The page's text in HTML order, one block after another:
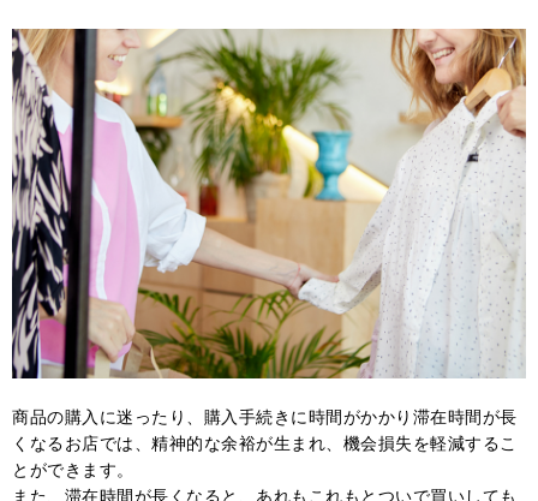
商品の購入に迷ったり、購入手続きに時間がかかり滞在時間が長
くなるお店では、精神的な余裕が生まれ、機会損失を軽減するこ
とができます。
また、滞在時間が長くなると、あれもこれもとついで買いしても